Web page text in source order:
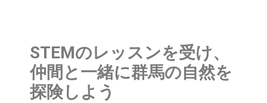
STEMのレッスンを受け、
仲間と一緒に群馬の自然を
探険しよう